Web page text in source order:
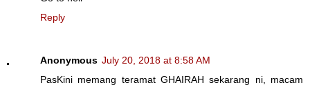
Reply
Anonymous July 20, 2018 at 8:58 AM
PasKini memang teramat GHAIRAH sekarang ni, macam